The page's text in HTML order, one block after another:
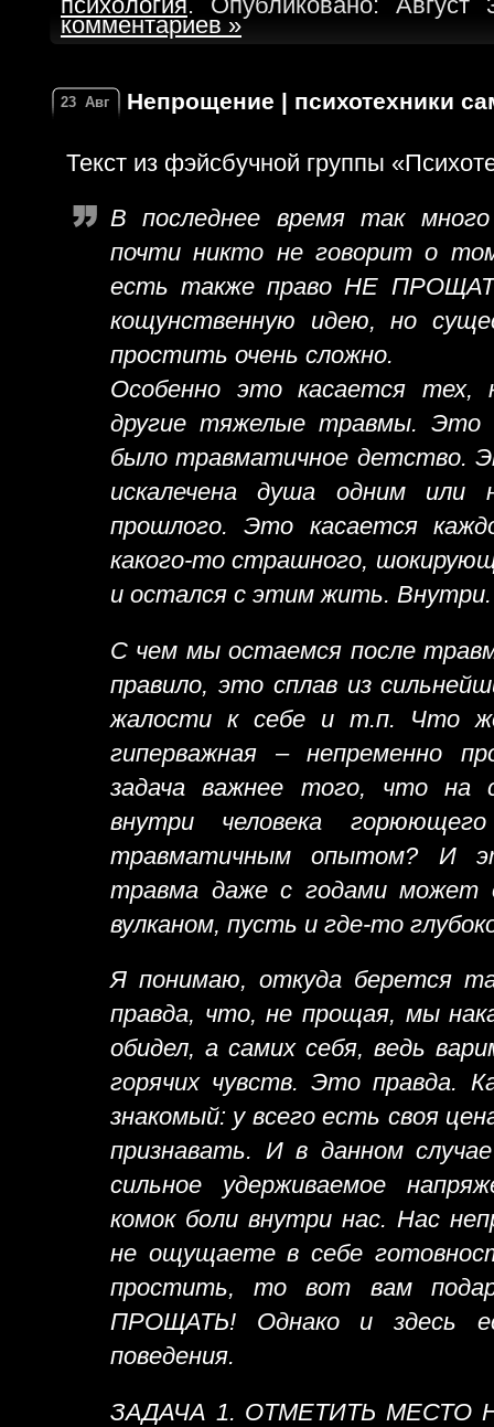
комментариев »
23 Авг Непрощение | психотехники
Текст из фэйсбучной группы
В последнее время так
почти никто не говорит о
есть также право НЕ
кощунственную идею, но
простить очень сложно.
Особенно это касается тех,
другие тяжелые травмы. Это
было травматичное детство.
искалечена душа одним или
прошлого. Это касается
какого-то страшного,
и остался с этим жить. Внутри.
С чем мы остаемся после
правило, это сплав из
жалости к себе и т.п. Что
гиперважная – непременно
задача важнее того, что на
внутри человека
травматичным опытом? И
травма даже с годами может
вулканом, пусть и где-то
Я понимаю, откуда берется
правда, что, не прощая, мы
обидел, а самих себя, ведь
горячих чувств. Это правда.
знакомый: у всего есть своя
признавать. И в данном
сильное удерживаемое
комок боли внутри нас. Нас
не ощущаете в себе
простить, то вот вам
ПРОЩАТЬ! Однако и здесь
поведения.
ЗАДАЧА 1. ОТМЕТИТЬ